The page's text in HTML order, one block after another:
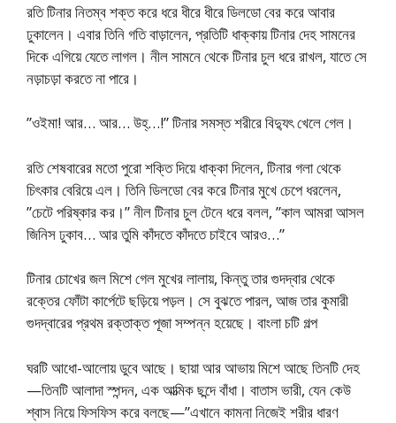
রতি টিনার নিতম্ব শক্ত করে ধরে ধীরে ধীরে ডিলডো বের করে আবার
ঢুকালেন। এবার তিনি গতি বাড়ালেন, প্রতিটি ধাক্কায় টিনার দেহ সামনের
দিকে এগিয়ে যেতে লাগল। নীল সামনে থেকে টিনার চুল ধরে রাখল, যাতে সে
নড়াচড়া করতে না পারে।
”ওইমা! আর… আর… উহ্…!” টিনার সমস্ত শরীরে বিদ্যুৎ খেলে গেল।
রতি শেষবারের মতো পুরো শক্তি দিয়ে ধাক্কা দিলেন, টিনার গলা থেকে
চিৎকার বেরিয়ে এল। তিনি ডিলডো বের করে টিনার মুখে চেপে ধরলেন,
”চেটে পরিষ্কার কর।” নীল টিনার চুল টেনে ধরে বলল, ”কাল আমরা আসল
জিনিস ঢুকাব… আর তুমি কাঁদতে কাঁদতে চাইবে আরও…”
টিনার চোখের জল মিশে গেল মুখের লালায়, কিন্তু তার গুদদ্বার থেকে
রক্তের ফোঁটা কার্পেটে ছড়িয়ে পড়ল। সে বুঝতে পারল, আজ তার কুমারী
গুদদ্বারের প্রথম রক্তাক্ত পূজা সম্পন্ন হয়েছে। বাংলা চটি গল্প
ঘরটি আধো-আলোয় ডুবে আছে। ছায়া আর আভায় মিশে আছে তিনটি দেহ
—তিনটি আলাদা স্পন্দন, এক আত্মিক ছন্দে বাঁধা। বাতাস ভারী, যেন কেউ
শ্বাস নিয়ে ফিসফিস করে বলছে—”এখানে কামনা নিজেই শরীর ধারণ